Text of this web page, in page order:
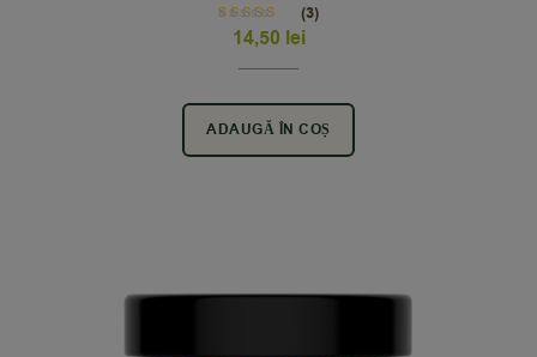
Rated5.00
out of 5
(3)
14,50 lei
ADAUGĂ ÎN COȘ